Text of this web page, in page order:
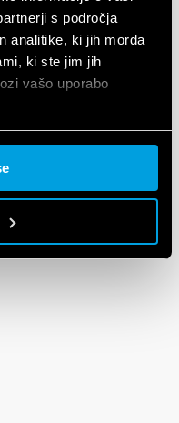
s področja
analitike, ki jih morda
ki ste jim jih
vašo uporabo